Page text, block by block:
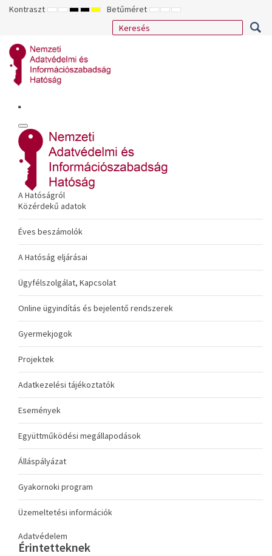
Kontraszt ALAPÉRTELMEZETT
ÉJSZAKAI
NAGY
KONTRASZTÚ
NAGY
KONTRASZTÚ
NAGY
KONTRASZTÚ
SÁRGA
FEKETE
Betűméret KISEBB
BETŰTÍPUS
ALAPÉRTELMEZETT
BETŰMÉRET
NAGYOBB
BETŰMÉRET
A Hatóságról
Közérdekű adatok
Éves beszámolók
A Hatóság eljárásai
Ügyfélszolgálat, Kapcsolat
Online ügyindítás és bejelentő rendszerek
Gyermekjogok
Projektek
Adatkezelési tájékoztatók
Események
Együttműködési megállapodások
Álláspályázat
Gyakornoki program
Üzemeltetési információk
Adatvédelem
Érintetteknek